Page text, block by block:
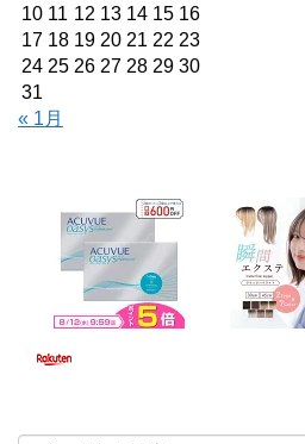
10 11 12 13 14 15 16
17 18 19 20 21 22 23
24 25 26 27 28 29 30
31
« 1月